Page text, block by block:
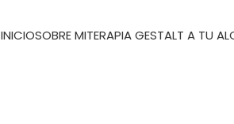
INICIOSOBRE MITERAPIA GESTALT A TU